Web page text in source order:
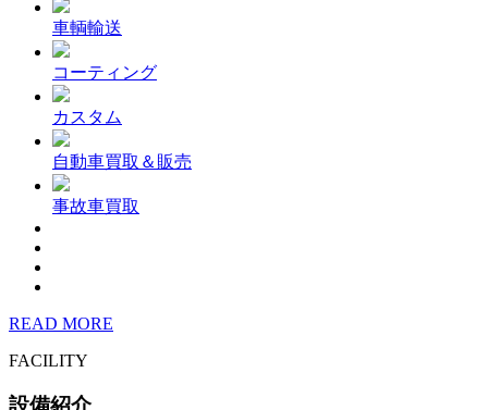
車輌輸送
コーティング
カスタム
自動車買取＆販売
事故車買取
READ MORE
FACILITY
設備紹介